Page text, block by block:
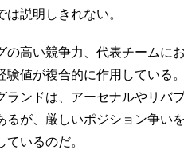
説明しきれない。
高い競争力、代表チームに
値が複合的に作用している
ランドは、アーセナルやリバ
が、厳しいポジション争い
いるのだ。